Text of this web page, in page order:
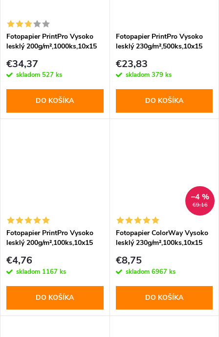
Fotopapier PrintPro Vysoko
lesklý 200g/m²,1000ks,10x15
€34,37
skladom 527 ks
DO KOŠÍKA
Fotopapier PrintPro Vysoko
lesklý 230g/m²,500ks,10x15
€23,83
skladom 379 ks
DO KOŠÍKA
Fotopapier PrintPro Vysoko
lesklý 200g/m²,100ks,10x15
€4,76
skladom 1167 ks
DO KOŠÍKA
€9,16
–4 %
Fotopapier ColorWay Vysoko
lesklý 230g/m²,100ks,10x15
€8,75
skladom 6967 ks
DO KOŠÍKA